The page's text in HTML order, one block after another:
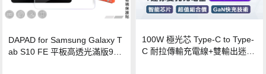
DAPAD for Samsung Galaxy T
ab S10 FE 平板高透光滿版9H
100W 極光芯 Type-C to Type-
C 耐拉傳輸充電線+雙輸出迷你